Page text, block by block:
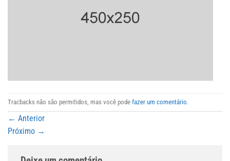
Tracbacks não são permitidos, mas você pode fazer um comentário.
← Anterior
Próximo →